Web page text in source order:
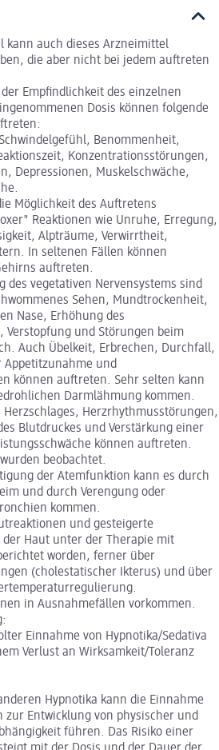
kann auch dieses Arzneimittel
die aber nicht bei jedem auftreten
Empfindlichkeit des einzelnen
Dosis können folgende
Benommenheit,
Konzentrationsstörungen,
Depressionen, Muskelschwäche,
Möglichkeit des Auftretens
Reaktionen wie Unruhe, Erregung,
Alpträume, Verwirrtheit,
In seltenen Fällen können
auftreten.
des vegetativen Nervensystems sind
Sehen, Mundtrockenheit,
Nase, Erhöhung des
Verstopfung und Störungen beim
Auch Übelkeit, Erbrechen, Durchfall,
Appetitzunahme und
können auftreten. Sehr selten kann
Darmlähmung kommen.
Herzschlages, Herzrhythmusstörungen,
Blutdruckes und Verstärkung einer
können auftreten.
beobachtet.
der Atemfunktion kann es durch
und durch Verengung oder
kommen.
und gesteigerte
Haut unter der Therapie mit
worden, ferner über
(cholestatischer Ikterus) und über
in Ausnahmefällen vorkommen.
Einnahme von Hypnotika/Sedativa
Verlust an Wirksamkeit/Toleranz
Hypnotika kann die Einnahme
zur Entwicklung von physischer und
führen. Das Risiko einer